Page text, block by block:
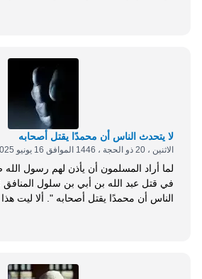
تاريخ وعلوم، يحكي قصصًا وتطورات
يوم أن نربط بين الدين والدنيا، ويوم أن
عنا الحزبية المتعصبة، وضيق الأفق،
بالتعليم والاقتصاد، ونبني معاهد...
لا يتحدث الناس أن محمدًا يقتل أصحابه
الاثنين ، 20 ذو الحجة ، 1446 الموافق 16 يونيو 2025
لما أراد المسلمون أن يأذن لهم رسول
في قتل عبد الله بن أبي بن سلول المنافق
الناس أن محمدًا يقتل
في تفكير المسلمين اليوم، وفي طريقة
تموج بها بلادنا، ولكن للأسف كثيرًا ما يغيب
وفي هذه المقالة النبوية بعد آخر وهو أن